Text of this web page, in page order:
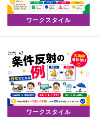
ワークスタイル
ワークスタイル